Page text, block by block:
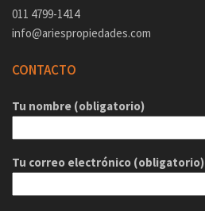
011 4799-1414
info@ariespropiedades.com
CONTACTO
Tu nombre (obligatorio)
Tu correo electrónico (obligatorio)